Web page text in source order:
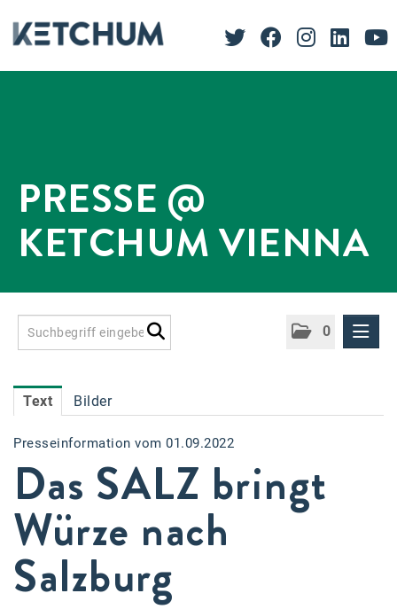
PRESSE @
KETCHUM VIENNA
0
Accessiway
Accor
ALC
Anadi Bank
Arthur D. Little
Bake the Shape
Text Bilder
Presseinformation vom 01.09.2022
Das SALZ bringt
Würze nach
Salzburg